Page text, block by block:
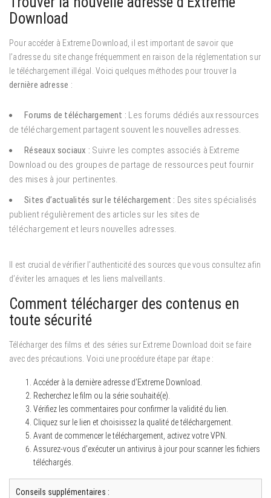
Download
Pour accéder à Extreme Download, il est important de savoir que
l’adresse du site change fréquemment en raison de la réglementation sur
le téléchargement illégal. Voici quelques méthodes pour trouver la
dernière adresse :
Forums de téléchargement : Les forums dédiés aux ressources
de téléchargement partagent souvent les nouvelles adresses.
Réseaux sociaux : Suivre les comptes associés à Extreme
Download ou des groupes de partage de ressources peut fournir
des mises à jour pertinentes.
Sites d’actualités sur le téléchargement : Des sites spécialisés
publient régulièrement des articles sur les sites de
téléchargement et leurs nouvelles adresses.
Il est crucial de vérifier l’authenticité des sources que vous consultez afin
d’éviter les arnaques et les liens malveillants.
Comment télécharger des contenus en
toute sécurité
Télécharger des films et des séries sur Extreme Download doit se faire
avec des précautions. Voici une procédure étape par étape :
Accéder à la dernière adresse d’Extreme Download.
Recherchez le film ou la série souhaité(e).
Vérifiez les commentaires pour confirmer la validité du lien.
Cliquez sur le lien et choisissez la qualité de téléchargement.
Avant de commencer le téléchargement, activez votre VPN.
Assurez-vous d’exécuter un antivirus à jour pour scanner les fichiers
téléchargés.
Conseils supplémentaires :